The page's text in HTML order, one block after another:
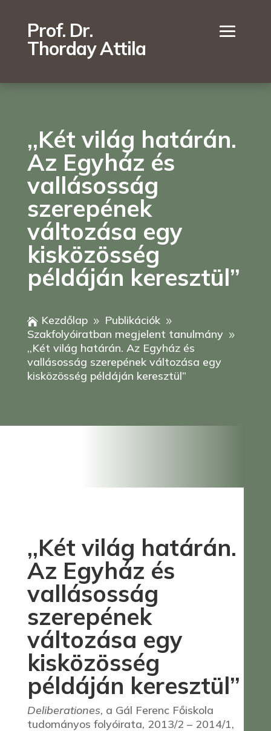
Prof. Dr.
Thorday Attila
,,Két világ határán.
Az Egyház és
vallásosság
szerepének
változása egy
kisközösség
példáján keresztül”
 Kezdőlap 9 Publikációk 9
Szakfolyóiratban megjelent tanulmány 9
,,Két világ határán. Az Egyház és
vallásosság szerepének változása egy
kisközösség példáján keresztül”
,,Két világ határán.
Az Egyház és
vallásosság
szerepének
változása egy
kisközösség
példáján keresztül”
Deliberationes, a Gál Ferenc Főiskola
tudományos folyóirata, 2013/2 – 2014/1,